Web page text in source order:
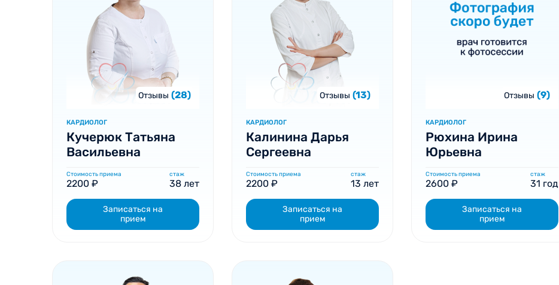
Отзывы (28)
КАРДИОЛОГ
Кучерюк Татьяна
Васильевна
Стоимость приема
2200 ₽
стаж
38 лет
Записаться на
прием
Отзывы (13)
КАРДИОЛОГ
Калинина Дарья
Сергеевна
Стоимость приема
2200 ₽
стаж
13 лет
Записаться на
прием
Отзывы (9)
КАРДИОЛОГ
Рюхина Ирина
Юрьевна
Стоимость приема
2600 ₽
стаж
31 год
Записаться на
прием